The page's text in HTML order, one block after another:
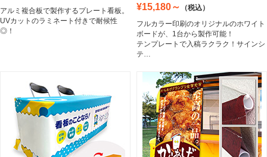
ホワイトボード
White Board
プレート看板
Plate Board
壁面看板
Wall Sign
アルミ複合板で製作するプレート看板。
UVカットのラミネート付きで耐候性
◎！
¥15,180～
（税込）
フルカラー印刷のオリジナルのホワイト
ボードが、1台から製作可能！
テンプレートで入稿ラクラク！サインシ
テ…